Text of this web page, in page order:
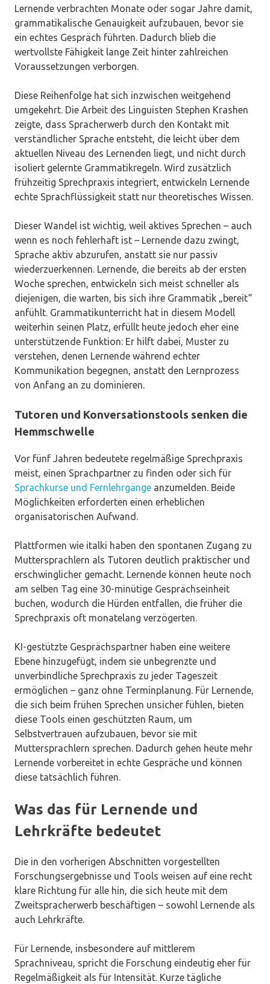
Lernende verbrachten Monate oder sogar Jahre damit,
grammatikalische Genauigkeit aufzubauen, bevor sie
ein echtes Gespräch führten. Dadurch blieb die
wertvollste Fähigkeit lange Zeit hinter zahlreichen
Voraussetzungen verborgen.
Diese Reihenfolge hat sich inzwischen weitgehend
umgekehrt. Die Arbeit des Linguisten Stephen Krashen
zeigte, dass Spracherwerb durch den Kontakt mit
verständlicher Sprache entsteht, die leicht über dem
aktuellen Niveau des Lernenden liegt, und nicht durch
isoliert gelernte Grammatikregeln. Wird zusätzlich
frühzeitig Sprechpraxis integriert, entwickeln Lernende
echte Sprachflüssigkeit statt nur theoretisches Wissen.
Dieser Wandel ist wichtig, weil aktives Sprechen – auch
wenn es noch fehlerhaft ist – Lernende dazu zwingt,
Sprache aktiv abzurufen, anstatt sie nur passiv
wiederzuerkennen. Lernende, die bereits ab der ersten
Woche sprechen, entwickeln sich meist schneller als
diejenigen, die warten, bis sich ihre Grammatik „bereit“
anfühlt. Grammatikunterricht hat in diesem Modell
weiterhin seinen Platz, erfüllt heute jedoch eher eine
unterstützende Funktion: Er hilft dabei, Muster zu
verstehen, denen Lernende während echter
Kommunikation begegnen, anstatt den Lernprozess
von Anfang an zu dominieren.
Tutoren und Konversationstools senken die
Hemmschwelle
Vor fünf Jahren bedeutete regelmäßige Sprechpraxis
meist, einen Sprachpartner zu finden oder sich für
Sprachkurse und Fernlehrgänge anzumelden. Beide
Möglichkeiten erforderten einen erheblichen
organisatorischen Aufwand.
Plattformen wie italki haben den spontanen Zugang zu
Muttersprachlern als Tutoren deutlich praktischer und
erschwinglicher gemacht. Lernende können heute noch
am selben Tag eine 30-minütige Gesprächseinheit
buchen, wodurch die Hürden entfallen, die früher die
Sprechpraxis oft monatelang verzögerten.
KI-gestützte Gesprächspartner haben eine weitere
Ebene hinzugefügt, indem sie unbegrenzte und
unverbindliche Sprechpraxis zu jeder Tageszeit
ermöglichen – ganz ohne Terminplanung. Für Lernende,
die sich beim frühen Sprechen unsicher fühlen, bieten
diese Tools einen geschützten Raum, um
Selbstvertrauen aufzubauen, bevor sie mit
Muttersprachlern sprechen. Dadurch gehen heute mehr
Lernende vorbereitet in echte Gespräche und können
diese tatsächlich führen.
Was das für Lernende und
Lehrkräfte bedeutet
Die in den vorherigen Abschnitten vorgestellten
Forschungsergebnisse und Tools weisen auf eine recht
klare Richtung für alle hin, die sich heute mit dem
Zweitspracherwerb beschäftigen – sowohl Lernende als
auch Lehrkräfte.
Für Lernende, insbesondere auf mittlerem
Sprachniveau, spricht die Forschung eindeutig eher für
Regelmäßigkeit als für Intensität. Kurze tägliche